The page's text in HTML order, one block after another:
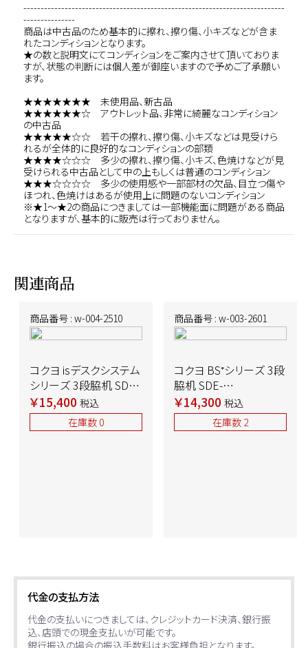
----------------------------------------------------------------------------
---------------
商品は中古品のため基本的に擦れ、擦り傷、小キズなどが含ま
れたコンディションとなります。
★の数と説明文にてコンディションをご案内させて頂いておりま
すが、状態の判断には個人差が御座いますので予めご了承願い
ます。
★★★★★★★ 未使用品、新古品
★★★★★★☆ アウトレット品、非常に綺麗なコンディション
の中古品
★★★★★☆☆ 若干の擦れ、擦り傷、小キズなどは見受けら
れるが全体的に良好的なコンディションの部類
★★★★☆☆☆ 多少の擦れ、擦り傷、小キズ、色焼けなどが見
受けられる中古品として中の上もしくは普通のコンディション
★★★☆☆☆☆ 多少の使用感や一部部材の欠品、目立つ傷や
ほつれ、色焼けはあるが使用上に問題のないコンディション
※★1～★2の商品につきましては一部機能面に問題がある商品
となりますが、基本的に販売は行っておりません。
関連商品
商品番号 : w-004-2510
コクヨ isデスクシステム
シリーズ 3段脇机 SDE-
ISN47CASAWN
W400×D700×H720
ホワイト 2018年製 中古
￥15,400 税込
在庫数 0
商品番号 : w-003-2601
コクヨ BS⁺シリーズ 3段
脇机 SDE-
BSNV73F1N3
W400×D700×H700
ナチュラルグレー 2021
￥14,300 税込
在庫数 2
代金の支払方法
代金の支払いにつきましては、クレジットカード決済、銀行振
込、店頭での現金支払いが可能です。
銀行振込の場合の振込手数料はお客様負担となります。